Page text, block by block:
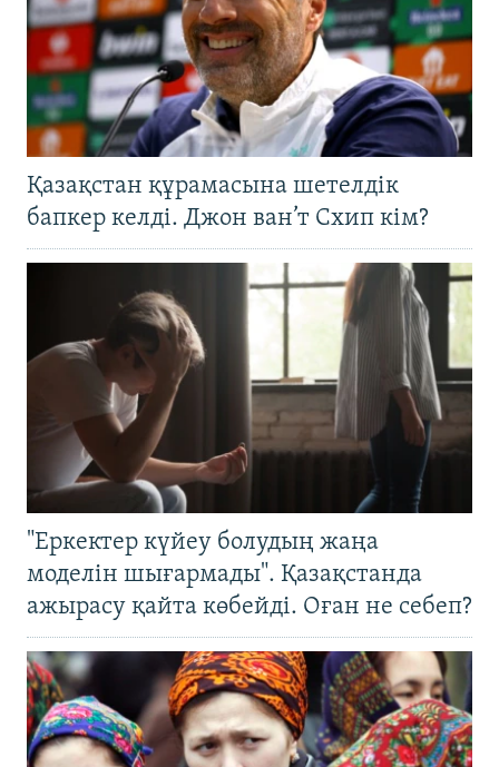
Қазақстан құрамасына шетелдік
бапкер келді. Джон ван’т Схип кім?
"Еркектер күйеу болудың жаңа
моделін шығармады". Қазақстанда
ажырасу қайта көбейді. Оған не себеп?